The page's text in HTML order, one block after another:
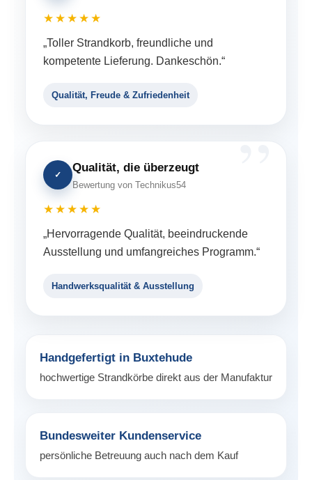
★★★★★
„Toller Strandkorb, freundliche und
kompetente Lieferung. Dankeschön.“
Qualität, Freude & Zufriedenheit
✓
Qualität, die überzeugt
Bewertung von Technikus54
★★★★★
„Hervorragende Qualität, beeindruckende
Ausstellung und umfangreiches Programm.“
Handwerksqualität & Ausstellung
Handgefertigt in Buxtehude
hochwertige Strandkörbe direkt aus der Manufaktur
Bundesweiter Kundenservice
persönliche Betreuung auch nach dem Kauf